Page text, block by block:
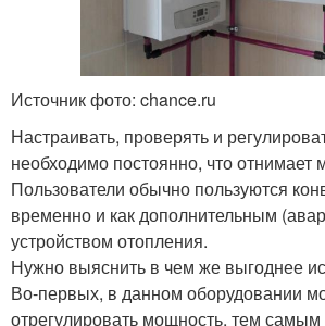
Источник фото: chance.ru
Настраивать, проверять и
необходимо постоянно, что отнимает
Пользователи обычно пользуются
временно и как дополнительным
устройством отопления.
Нужно выяснить в чем же выгоднее
Во-первых, в данном оборудовании
отрегулировать мощность, тем самым